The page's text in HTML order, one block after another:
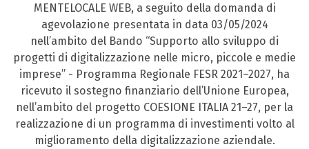
MENTELOCALE WEB, a seguito della domanda di
agevolazione presentata in data 03/05/2024
nell’ambito del Bando “Supporto allo sviluppo di
progetti di digitalizzazione nelle micro, piccole e medie
imprese” - Programma Regionale FESR 2021–2027, ha
ricevuto il sostegno finanziario dell’Unione Europea,
nell’ambito del progetto COESIONE ITALIA 21–27, per la
realizzazione di un programma di investimenti volto al
miglioramento della digitalizzazione aziendale.